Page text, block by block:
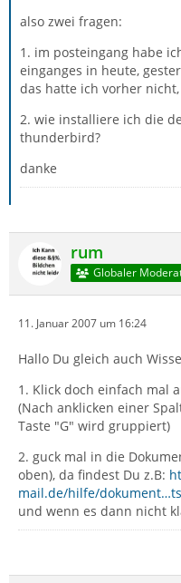
also zwei fragen:
1. im posteingang habe
einganges in heute,
das hatte ich vorher
2. wie installiere ich die
thunderbird?
danke
rum
Globaler
11. Januar 2007 um 16:24
Hallo Du gleich auch
1. Klick doch einfach mal
(Nach anklicken einer
Taste "G" wird gruppiert)
2. guck mal in die
oben), da findest Du z.B:
mail.de/hilfe/
und wenn es dann nicht